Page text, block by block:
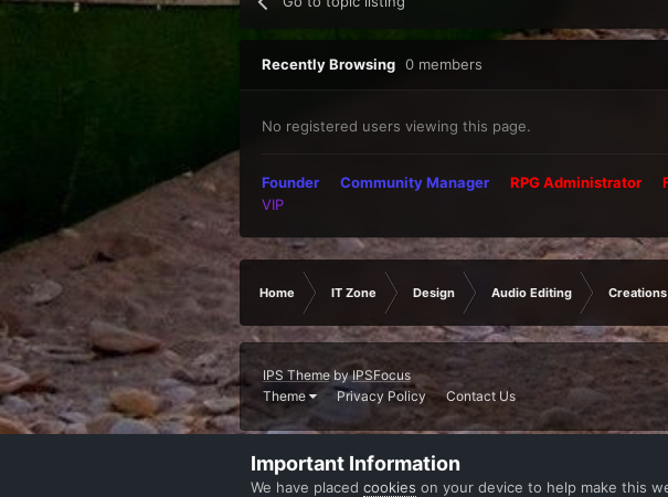
Recently Browsing 0 members
No registered users viewing this page.
Founder Community Manager RPG Administrator
VIP
Home IT Zone Design Audio Editing Creations
IPS ThemebyIPSFocus
Theme
Privacy Policy Contact Us
Important Information
We have placedcookies on your device to help make this